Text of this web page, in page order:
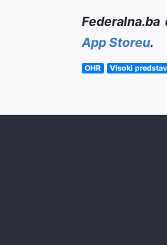
App Storeu.
OHR Visoki